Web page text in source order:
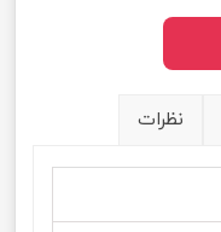
نظرات